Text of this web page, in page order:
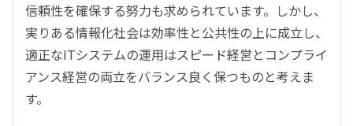
信頼性を確保する努力も求められています。しかし、
実りある情報化社会は効率性と公共性の上に成立し、
適正なITシステムの運用はスピード経営とコンプライ
アンス経営の両立をバランス良く保つものと考えま
す。